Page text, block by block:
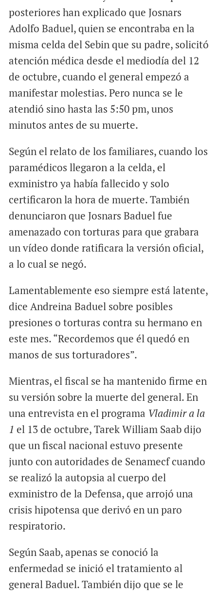
posteriores han explicado que Josnars
Adolfo Baduel, quien se encontraba en la
misma celda del Sebin que su padre, solicitó
atención médica desde el mediodía del 12
de octubre, cuando el general empezó a
manifestar molestias. Pero nunca se le
atendió sino hasta las 5:50 pm, unos
minutos antes de su muerte.
Según el relato de los familiares, cuando los
paramédicos llegaron a la celda, el
exministro ya había fallecido y solo
certificaron la hora de muerte. También
denunciaron que Josnars Baduel fue
amenazado con torturas para que grabara
un vídeo donde ratificara la versión oficial,
a lo cual se negó.
Lamentablemente eso siempre está latente,
dice Andreina Baduel sobre posibles
presiones o torturas contra su hermano en
este mes. “Recordemos que él quedó en
manos de sus torturadores”.
Mientras, el fiscal se ha mantenido firme en
su versión sobre la muerte del general. En
una entrevista en el programa Vladimir a la
1 el 13 de octubre, Tarek William Saab dijo
que un fiscal nacional estuvo presente
junto con autoridades de Senamecf cuando
se realizó la autopsia al cuerpo del
exministro de la Defensa, que arrojó una
crisis hipotensa que derivó en un paro
respiratorio.
Según Saab, apenas se conoció la
enfermedad se inició el tratamiento al
general Baduel. También dijo que se le